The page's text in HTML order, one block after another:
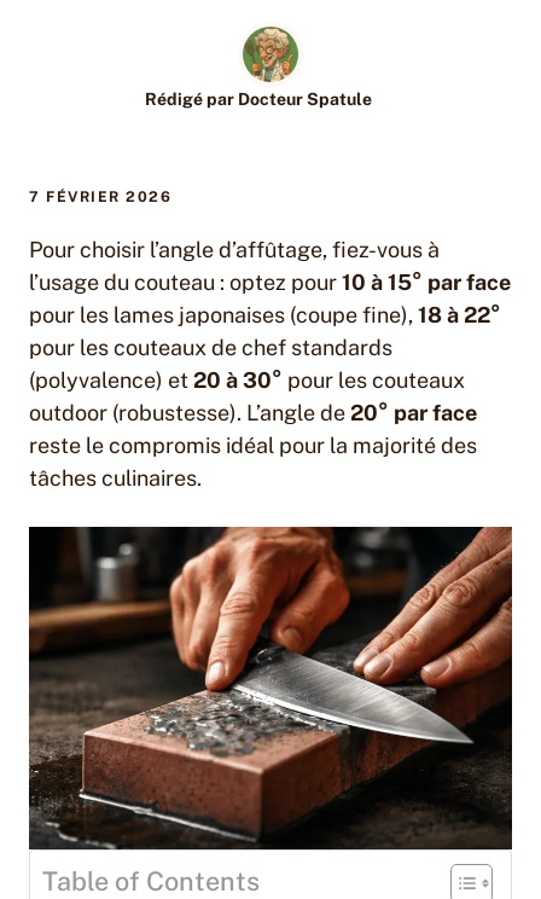
Rédigé par Docteur Spatule
7 FÉVRIER 2026
Pour choisir l’angle d’affûtage, fiez-vous à
l’usage du couteau : optez pour10 à 15° par face
pour les lames japonaises (coupe fine), 18 à 22°
pour les couteaux de chef standards
(polyvalence) et20 à 30° pour les couteaux
outdoor (robustesse). L’angle de20° par face
reste le compromis idéal pour la majorité des
tâches culinaires.
Table of Contents